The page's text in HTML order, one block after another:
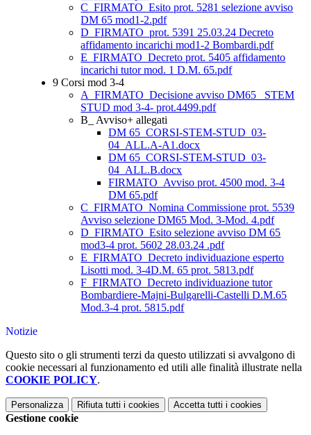
C_FIRMATO_Esito prot. 5281 selezione avviso
DM 65 mod1-2.pdf
D_FIRMATO_prot. 5391 25.03.24 Decreto
affidamento incarichi mod1-2 Bombardi.pdf
E_FIRMATO_Decreto prot. 5405 affidamento
incarichi tutor mod. 1 D.M. 65.pdf
9 Corsi mod 3-4
A_FIRMATO_Decisione avviso DM65 _STEM
STUD mod 3-4- prot.4499.pdf
B_ Avviso+ allegati
DM 65_CORSI-STEM-STUD_03-
04_ALL.A-A1.docx
DM 65_CORSI-STEM-STUD_03-
04_ALL.B.docx
FIRMATO_Avviso prot. 4500 mod. 3-4
DM 65.pdf
C_FIRMATO_Nomina Commissione prot. 5539
Avviso selezione DM65 Mod. 3-Mod. 4.pdf
D_FIRMATO_Esito selezione avviso DM 65
mod3-4 prot. 5602 28.03.24 .pdf
E_FIRMATO_Decreto individuazione esperto
Lisotti mod. 3-4D.M. 65 prot. 5813.pdf
F_FIRMATO_Decreto individuazione tutor
Bombardiere-Majni-Bulgarelli-Castelli D.M.65
Mod.3-4 prot. 5815.pdf
Notizie
Questo sito o gli strumenti terzi da questo utilizzati si avvalgono di
cookie necessari al funzionamento ed utili alle finalità illustrate nella
COOKIE POLICY.
Personalizza Rifiuta tutti i cookies Accetta tutti i cookies
Gestione cookie